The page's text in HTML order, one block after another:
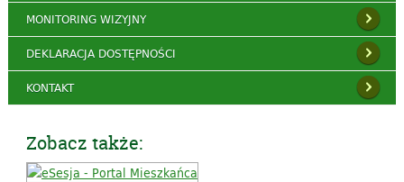
MONITORING WIZYJNY
DEKLARACJA DOSTĘPNOŚCI
KONTAKT
Zobacz także: